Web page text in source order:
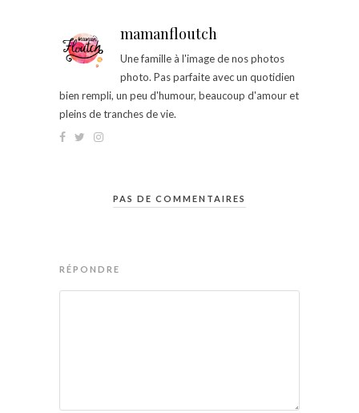
mamanfloutch
Une famille à l'image de nos photos
photo. Pas parfaite avec un quotidien
bien rempli, un peu d'humour, beaucoup d'amour et
pleins de tranches de vie.
PAS DE COMMENTAIRES
RÉPONDRE